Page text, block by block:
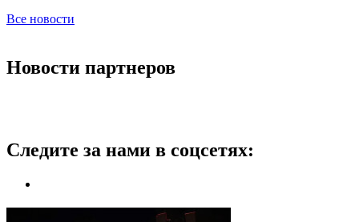
Все новости
Новости партнеров
Следите за нами в соцсетях: